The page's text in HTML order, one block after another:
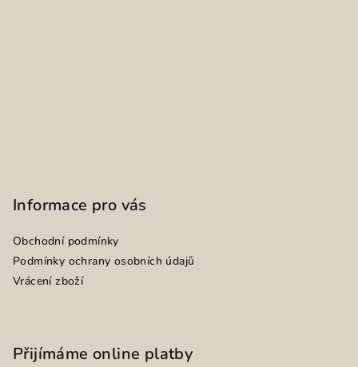
Informace pro vás
Obchodní podmínky
Podmínky ochrany osobních údajů
Vrácení zboží
Přijímáme online platby